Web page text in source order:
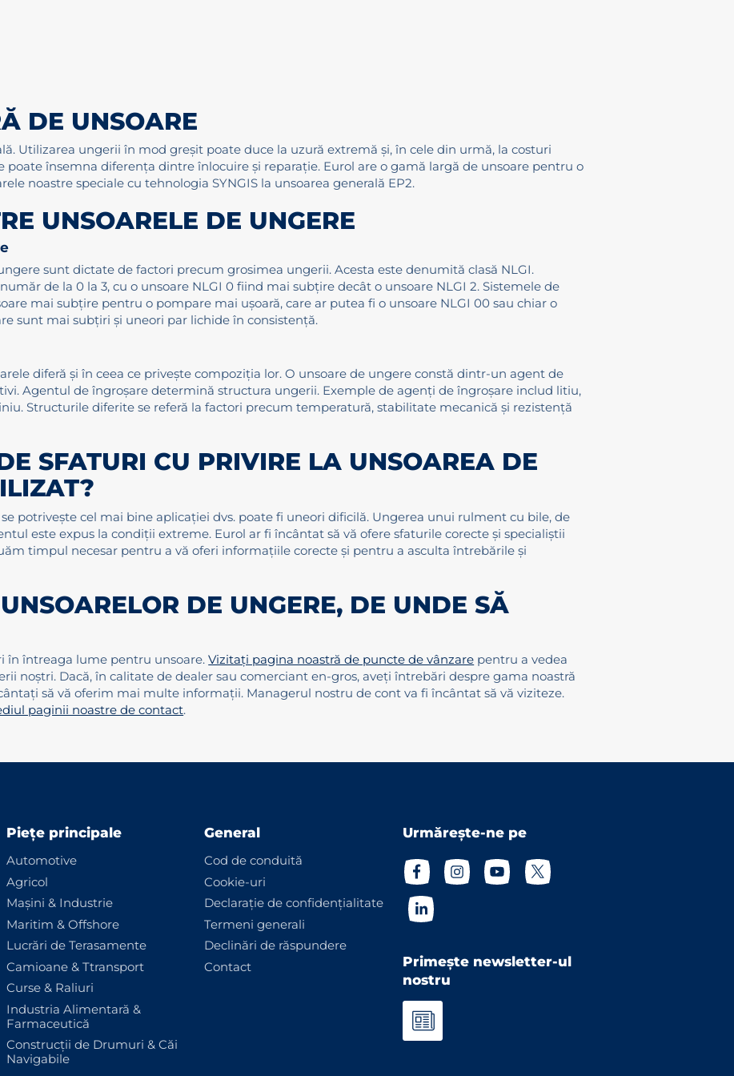
DE UNSOARE
Utilizarea ungerii în mod greșit poate duce la uzură extremă și, în cele din urmă, la costuri
poate însemna diferența dintre înlocuire și reparație. Eurol are o gamă largă de unsoare pentru o
noastre speciale cu tehnologia SYNGIS la unsoarea generală EP2.
UNSOARELE DE UNGERE
sunt dictate de factori precum grosimea ungerii. Acesta este denumită clasă NLGI.
de la 0 la 3, cu o unsoare NLGI 0 fiind mai subțire decât o unsoare NLGI 2. Sistemele de
mai subțire pentru o pompare mai ușoară, care ar putea fi o unsoare NLGI 00 sau chiar o
sunt mai subțiri și uneori par lichide în consistență.
diferă și în ceea ce privește compoziția lor. O unsoare de ungere constă dintr-un agent de
Agentul de îngroșare determină structura ungerii. Exemple de agenți de îngroșare includ litiu,
Structurile diferite se referă la factori precum temperatură, stabilitate mecanică și rezistență
SFATURI CU PRIVIRE LA UNSOAREA DE
potrivește cel mai bine aplicației dvs. poate fi uneori dificilă. Ungerea unui rulment cu bile, de
este expus la condiții extreme. Eurol ar fi încântat să vă ofere sfaturile corecte și specialiștii
timpul necesar pentru a vă oferi informațiile corecte și pentru a asculta întrebările și
DE UNGERE, DE UNDE SĂ
în întreaga lume pentru unsoare.Vizitați pagina noastră de puncte de vânzare pentru a vedea
noștri. Dacă, în calitate de dealer sau comerciant en-gros, aveți întrebări despre gama noastră
să vă oferim mai multe informații. Managerul nostru de cont va fi încântat să vă viziteze.
paginii noastre de contact.
Piețe principale
Automotive
Agricol
Mașini & Industrie
Maritim & Offshore
Lucrări de Terasamente
Camioane & Ttransport
Curse & Raliuri
Industria Alimentară &
Farmaceutică
Construcții de Drumuri & Căi
Navigabile
General
Cod de conduită
Cookie-uri
Declarație de confidențialitate
Termeni generali
Declinări de răspundere
Contact
Urmărește-ne pe
Primește newsletter-ul
nostru